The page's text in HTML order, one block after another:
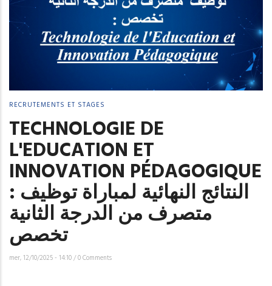
RECRUTEMENTS ET STAGES
TECHNOLOGIE DE
L'EDUCATION ET
INNOVATION PÉDAGOGIQUE
: النتائج النهائية لمباراة توظيف
متصرف من الدرجة الثانية
تخصص
mer, 12/10/2025 - 14:10/0 Comments